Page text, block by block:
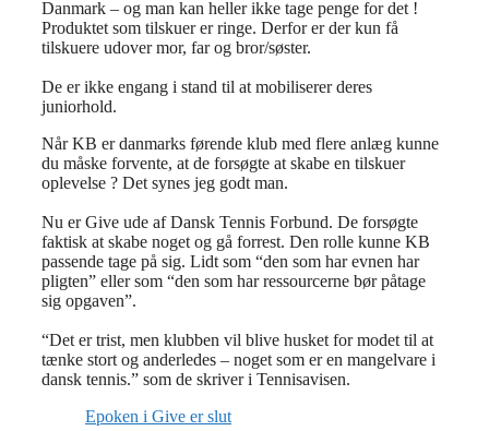
Danmark – og man kan heller ikke tage penge for det !
Produktet som tilskuer er ringe. Derfor er der kun få
tilskuere udover mor, far og bror/søster.
De er ikke engang i stand til at mobiliserer deres
juniorhold.
Når KB er danmarks førende klub med flere anlæg kunne
du måske forvente, at de forsøgte at skabe en tilskuer
oplevelse ? Det synes jeg godt man.
Nu er Give ude af Dansk Tennis Forbund. De forsøgte
faktisk at skabe noget og gå forrest. Den rolle kunne KB
passende tage på sig. Lidt som “den som har evnen har
pligten” eller som “den som har ressourcerne bør påtage
sig opgaven”.
“Det er trist, men klubben vil blive husket for modet til at
tænke stort og anderledes – noget som er en mangelvare i
dansk tennis.” som de skriver i Tennisavisen.
Epoken i Give er slut